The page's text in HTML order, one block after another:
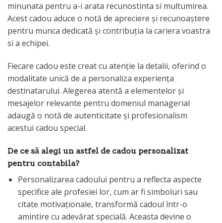
minunata pentru a-i arata recunostinta si multumirea.
Acest cadou aduce o notă de apreciere și recunoaștere
pentru munca dedicată și contribuția la cariera voastra
si a echipei.
Fiecare cadou este creat cu atenție la detalii, oferind o
modalitate unică de a personaliza experiența
destinatarului. Alegerea atentă a elementelor și
mesajelor relevante pentru domeniul managerial
adaugă o notă de autenticitate și profesionalism
acestui cadou special.
De ce să alegi un astfel de cadou personalizat
pentru contabila?
Personalizarea cadoului pentru a reflecta aspecte
specifice ale profesiei lor, cum ar fi simboluri sau
citate motivaționale, transformă cadoul într-o
amintire cu adevărat specială. Aceasta devine o